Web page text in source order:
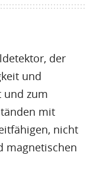
der
und
und zum
mit
nicht
magnetischen